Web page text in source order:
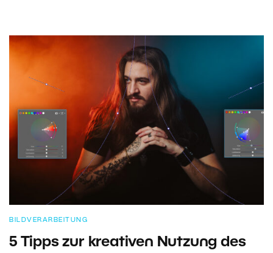
BILDVERARBEITUNG
5 Tipps zur kreativen Nutzung des